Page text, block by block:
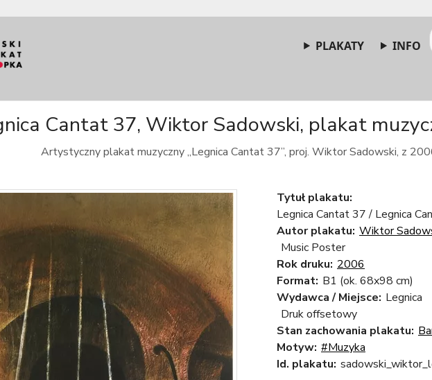
PLAKATY INFO
Cantat 37, Wiktor Sadowski, plakat
Artystyczny plakat muzyczny „Legnica Cantat 37”, proj. Wiktor Sadowski, z
Tytuł plakatu:
Legnica Cantat 37 / Legnica
Autor plakatu: Wiktor
Music Poster
Rok druku: 2006
Format: B1 (ok. 68x98 cm)
Wydawca / Miejsce: Legnica
Druk offsetowy
Stan zachowania plakatu:
Motyw: #Muzyka
Id. plakatu: